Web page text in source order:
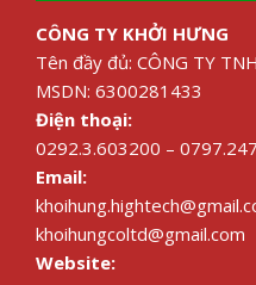
CÔNG TY KHỞI HƯNG
Tên đầy đủ: CÔNG TY
MSDN: 6300281433
Điện thoại:
0292.3.603200 –
Email:
khoihungcoltd@gmail.com
Website: